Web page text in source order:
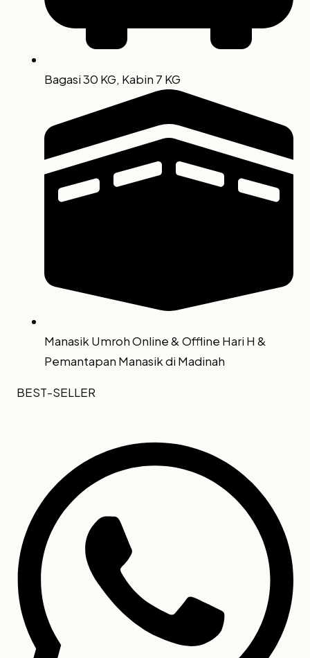
Bagasi 30 KG, Kabin 7 KG
Manasik Umroh Online & Offline Hari H &
Pemantapan Manasik di Madinah
BEST-SELLER